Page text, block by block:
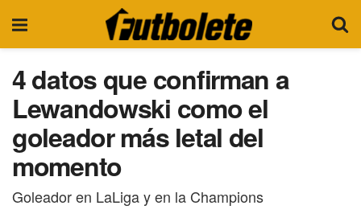
4 datos que confirman a
Lewandowski como el
goleador más letal del
momento
Goleador en LaLiga y en la Champions